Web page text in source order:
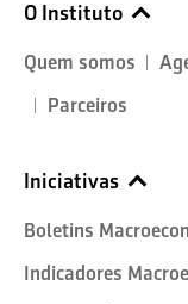
O Instituto
Quem somos
Parceiros
Iniciativas
Boletins
Indicadores